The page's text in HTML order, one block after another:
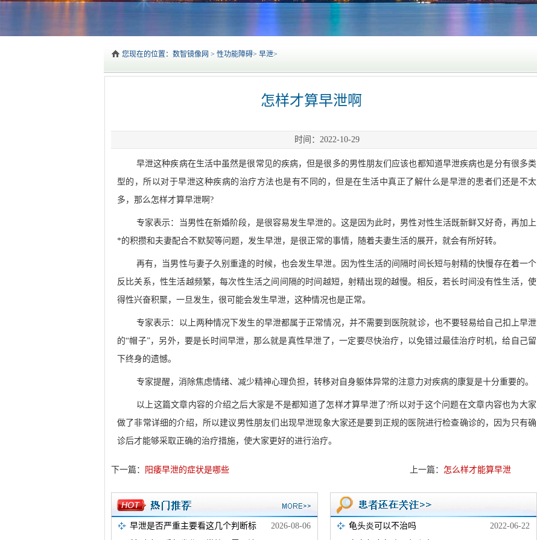
您现在的位置： 数智镜像网 > 性功能障碍> 早泄>
怎样才算早泄啊
时间：2022-10-29
早泄这种疾病在生活中虽然是很常见的疾病，但是很多的男性朋友们应该也都知道早泄疾病也是分有很多类
型的，所以对于早泄这种疾病的治疗方法也是有不同的，但是在生活中真正了解什么是早泄的患者们还是不太
多，那么怎样才算早泄啊?
专家表示：当男性在新婚阶段，是很容易发生早泄的。这是因为此时，男性对性生活既新鲜又好奇，再加上
*的积攒和夫妻配合不默契等问题，发生早泄，是很正常的事情，随着夫妻生活的展开，就会有所好转。
再有，当男性与妻子久别重逢的时候，也会发生早泄。因为性生活的间隔时间长短与射精的快慢存在着一个
反比关系，性生活越频繁，每次性生活之间间隔的时间越短，射精出现的越慢。相反，若长时间没有性生活，使
得性兴奋积聚，一旦发生，很可能会发生早泄，这种情况也是正常。
专家表示：以上两种情况下发生的早泄都属于正常情况，并不需要到医院就诊，也不要轻易给自己扣上早泄
的“帽子”，另外，要是长时间早泄，那么就是真性早泄了，一定要尽快治疗，以免错过最佳治疗时机，给自己留
下终身的遗憾。
专家提醒，消除焦虑情绪、减少精神心理负担，转移对自身躯体异常的注意力对疾病的康复是十分重要的。
以上这篇文章内容的介绍之后大家是不是都知道了怎样才算早泄了?所以对于这个问题在文章内容也为大家
做了非常详细的介绍，所以建议男性朋友们出现早泄现象大家还是要到正规的医院进行检查确诊的，因为只有确
诊后才能够采取正确的治疗措施，使大家更好的进行治疗。
上一篇： 怎么样才能算早泄
下一篇： 阳痿早泄的症状是哪些
2026-08-06
早泄是否严重主要看这几个判断标
2022-06-22
龟头炎可以不治吗